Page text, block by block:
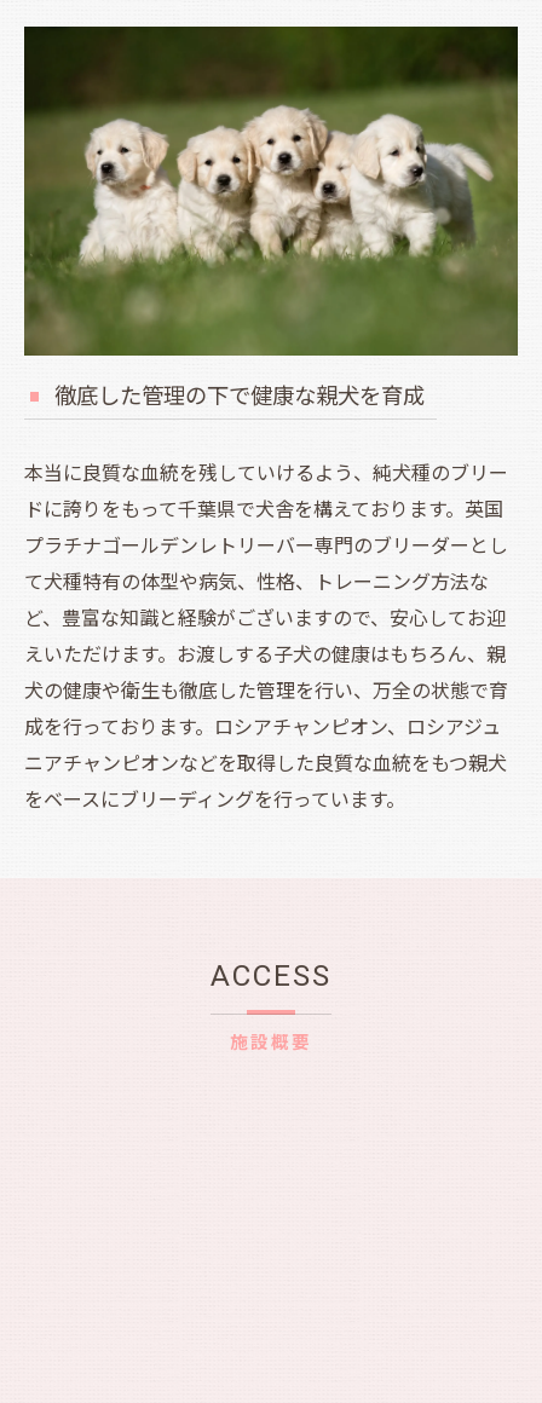
徹底した管理の下で健康な親犬を育成
本当に良質な血統を残していけるよう、純犬種のブリー
ドに誇りをもって千葉県で犬舎を構えております。英国
プラチナゴールデンレトリーバー専門のブリーダーとし
て犬種特有の体型や病気、性格、トレーニング方法な
ど、豊富な知識と経験がございますので、安心してお迎
えいただけます。お渡しする子犬の健康はもちろん、親
犬の健康や衛生も徹底した管理を行い、万全の状態で育
成を行っております。ロシアチャンピオン、ロシアジュ
ニアチャンピオンなどを取得した良質な血統をもつ親犬
をベースにブリーディングを行っています。
施設概要
ACCESS